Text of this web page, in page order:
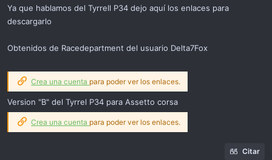
:
Ya que hablamos del Tyrrell P34 dejo aquí los enlaces para
descargarlo
Obtenidos de Racedepartment del usuario Delta7Fox
Crea una cuenta para poder ver los enlaces.
Version "B" del Tyrrel P34 para Assetto corsa
Crea una cuenta para poder ver los enlaces.
Citar